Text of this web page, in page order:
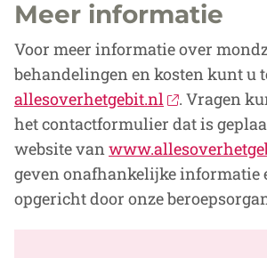
Meer informatie
Voor meer informatie over
behandelingen en kosten kunt u
allesoverhetgebit.nl
. Vragen
het contactformulier dat is
website van
geven onafhankelijke informatie
opgericht door onze